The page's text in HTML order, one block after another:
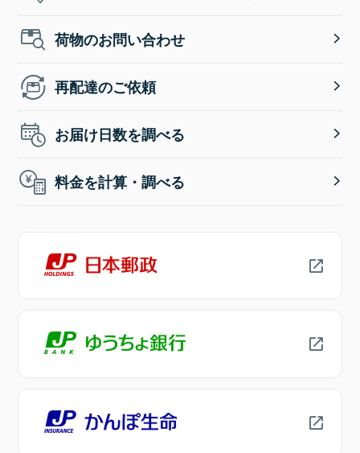
荷物のお問い合わせ
再配達のご依頼
お届け日数を調べる
料金を計算・調べる